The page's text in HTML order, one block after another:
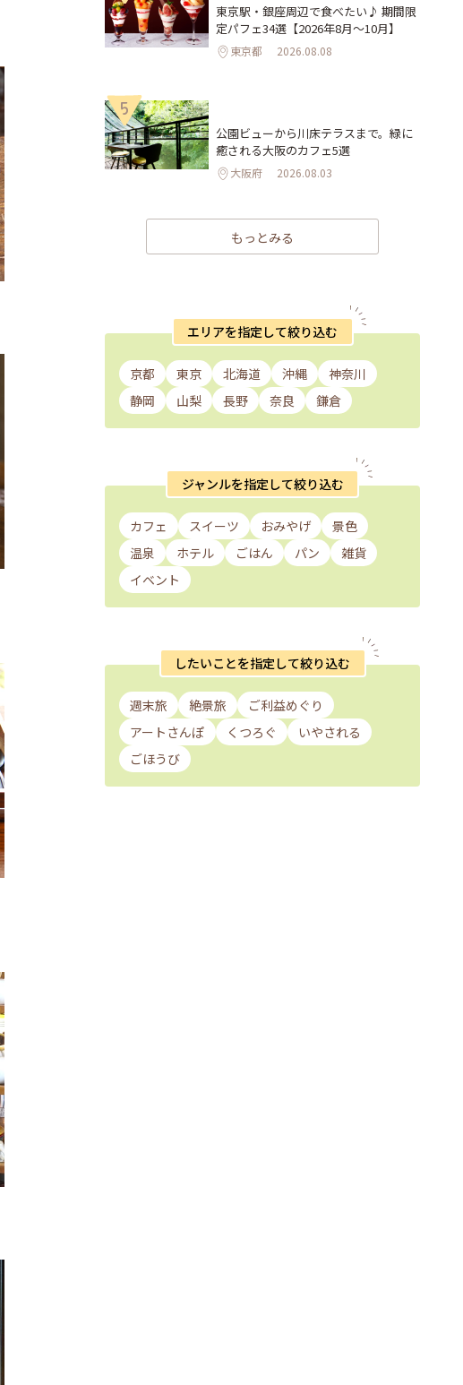
東京駅・銀座周辺で食べたい♪ 期間限
定パフェ34選【2026年8月～10月】
東京都 2026.08.08
5
公園ビューから川床テラスまで。緑に
癒される大阪のカフェ5選
大阪府 2026.08.03
もっとみる
エリアを指定して絞り込む
京都 東京 北海道 沖縄
神奈川
静岡
山梨 長野 奈良 鎌倉
ジャンルを指定して絞り込む
カフェ スイーツ おみやげ
景色
温泉
ホテル ごはん パン
雑貨
イベント
したいことを指定して絞り込む
週末旅 絶景旅
ご利益めぐり
アートさんぽ
くつろぐ
いやされる
ごほうび